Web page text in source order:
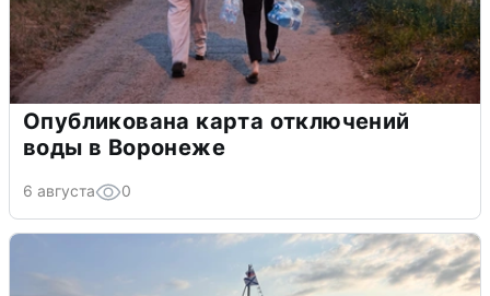
Опубликована карта отключений
воды в Воронеже
6 августа 0